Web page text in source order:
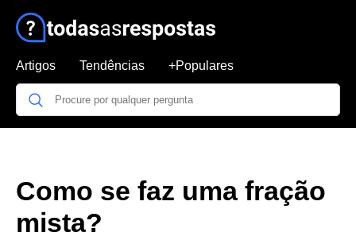
Artigos Tendências +Populares
Como se faz uma fração
mista?